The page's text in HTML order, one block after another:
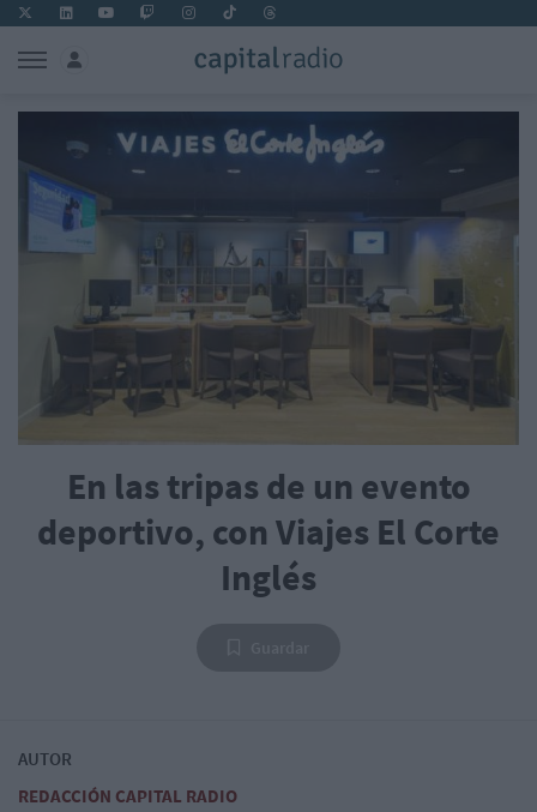
En las tripas de un evento
deportivo, con Viajes El Corte
Inglés
AUTOR
REDACCIÓN CAPITAL RADIO